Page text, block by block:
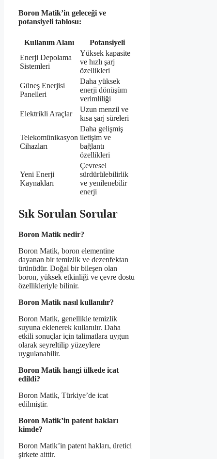
Boron Matik’in geleceği ve
potansiyeli tablosu:
Kullanım Alanı
Potansiyeli
Enerji Depolama
Sistemleri
Yüksek kapasite
ve hızlı şarj
özellikleri
Güneş Enerjisi
Panelleri
Daha yüksek
enerji dönüşüm
verimliliği
Elektrikli Araçlar
Uzun menzil ve
kısa şarj süreleri
Telekomünikasyon
Cihazları
Daha gelişmiş
iletişim ve
bağlantı
özellikleri
Yeni Enerji
Kaynakları
Çevresel
sürdürülebilirlik
ve yenilenebilir
enerji
Sık Sorulan Sorular
Boron Matik nedir?
Boron Matik, boron elementine
dayanan bir temizlik ve dezenfektan
ürünüdür. Doğal bir bileşen olan
boron, yüksek etkinliği ve çevre dostu
özellikleriyle bilinir.
Boron Matik nasıl kullanılır?
Boron Matik, genellikle temizlik
suyuna eklenerek kullanılır. Daha
etkili sonuçlar için talimatlara uygun
olarak seyreltilip yüzeylere
uygulanabilir.
Boron Matik hangi ülkede icat
edildi?
Boron Matik, Türkiye’de icat
edilmiştir.
Boron Matik’in patent hakları
kimde?
Boron Matik’in patent hakları, üretici
şirkete aittir.